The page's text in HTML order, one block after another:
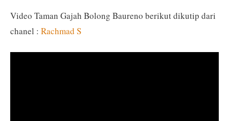
Video Taman Gajah Bolong Baureno berikut dikutip dari
chanel : Rachmad S